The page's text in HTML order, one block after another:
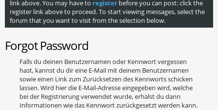
link above. You may have to register before you can post: click the
register link above to proceed. To start viewing messages, select the
forum that you want to visit from the selection below.
Forgot Password
Falls du deinen Benutzernamen oder Kennwort vergessen
hast, kannst du dir eine E-Mail mit deinem Benutzernamen
sowie einen Link zum Zurücksetzen des Kennworts schicken
lassen. Wird hier die E-Mail-Adresse eingegeben wird, welche
bei der Registrierung verwendet wurde, erhälst du dann
Informationen wie das Kennwort zurückgesetzt werden kann.